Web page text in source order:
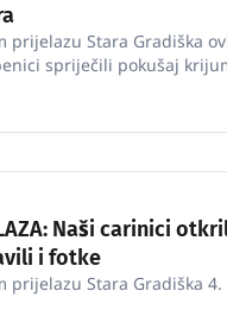
Stara Gradiška ovlašteni
cigareta.
Naši carinici
i fotke
prijelazu Stara Gradiška 4.